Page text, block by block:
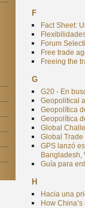
F
Fact Sheet:
Forum
Free trade
Freeing the
G
G20 - En
Geopolitical
Geopolítica
Geopolítica
Global
Global Trade
GPS lanzó
Bangladesh,
Guía para
H
Hacia una
How